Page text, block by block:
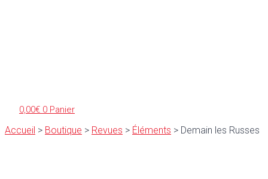
0,00€ 0 Panier
Accueil > Boutique > Revues > Éléments > Demain les Russes